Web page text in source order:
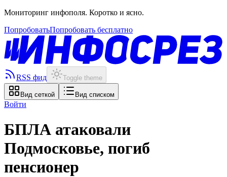
Мониторинг инфополя. Коротко и ясно.
ПопробоватьПопробовать бесплатно
RSS фид Toggle theme
Вид сеткой Вид списком
Войти
БПЛА атаковали
Подмосковье, погиб
пенсионер